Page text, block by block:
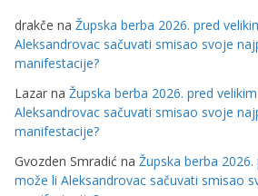
drakče na Župska berba 2026. pred
Aleksandrovac sačuvati smisao svoje
manifestacije?
Lazar na Župska berba 2026. pred
Aleksandrovac sačuvati smisao svoje
manifestacije?
Gvozden Smradić na Župska berba
može li Aleksandrovac sačuvati smisao